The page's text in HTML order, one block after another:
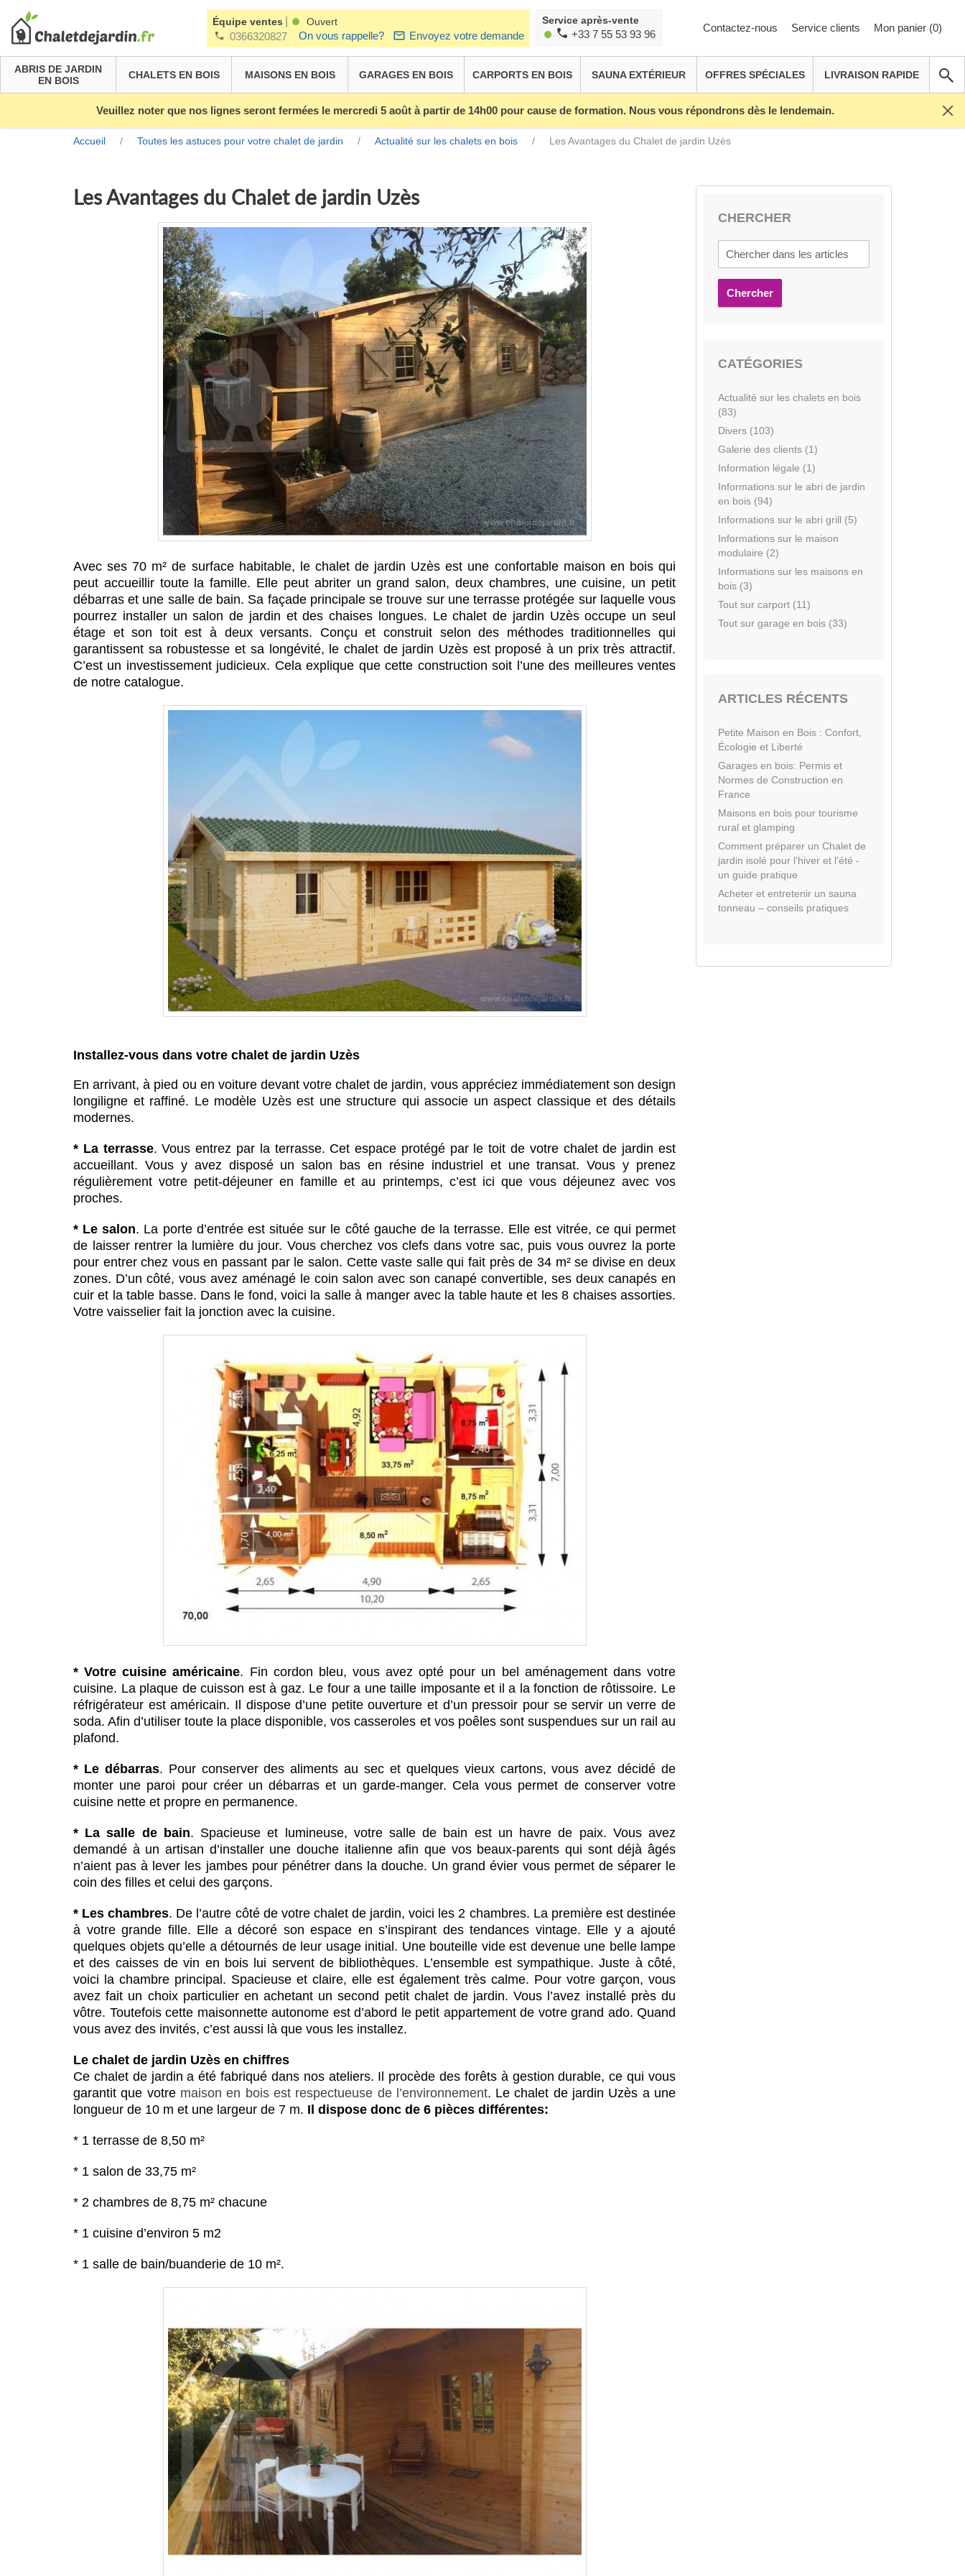
Équipe ventes Ouvert
0366320827 On vous rappelle? Envoyez votre demande
Service après-vente
+33 7 55 53 93 96
Contactez-nous Service clients Mon panier (0)
ABRIS DE JARDIN
EN BOIS
CHALETS EN BOIS MAISONS EN BOIS GARAGES EN BOIS CARPORTS EN BOIS SAUNA EXTÉRIEUR OFFRES SPÉCIALES LIVRAISON RAPIDE
Veuillez noter que nos lignes seront fermées le mercredi 5 août à partir de 14h00 pour cause de formation. Nous vous répondrons dès le lendemain.
Accueil / Toutes les astuces pour votre chalet de jardin / Actualité sur les chalets en bois / Les Avantages du Chalet de jardin Uzès
Les Avantages du Chalet de jardin Uzès
Avec ses 70 m² de surface habitable, le chalet de jardin Uzès est une confortable maison en bois qui
peut accueillir toute la famille. Elle peut abriter un grand salon, deux chambres, une cuisine, un petit
débarras et une salle de bain. Sa façade principale se trouve sur une terrasse protégée sur laquelle vous
pourrez installer un salon de jardin et des chaises longues. Lechalet de jardin Uzès occupe un seul
étage et son toit est à deux versants. Conçu et construit selon des méthodes traditionnelles qui
garantissent sa robustesse et sa longévité, le chalet de jardin Uzès est proposé à un prix très attractif.
C’est un investissement judicieux. Cela explique que cette construction soit l’une des meilleures ventes
de notre catalogue.
Installez-vous dans votre chalet de jardin Uzès
En arrivant, à pied ou en voiture devant votrechalet de jardin, vous appréciez immédiatement son design
longiligne et raffiné. Le modèle Uzès est une structure qui associe un aspect classique et des détails
modernes.
* La terrasse. Vous entrez par la terrasse. Cet espace protégé par le toit de votre chalet de jardin est
accueillant. Vous y avez disposé un salon bas en résine industriel et une transat. Vous y prenez
régulièrement votre petit-déjeuner en famille et au printemps, c’est ici que vous déjeunez avec vos
proches.
* Le salon. La porte d’entrée est située sur le côté gauche de la terrasse. Elle est vitrée, ce qui permet
de laisser rentrer la lumière du jour. Vous cherchez vos clefs dans votre sac, puis vous ouvrez la porte
pour entrer chez vous en passant par le salon. Cette vaste salle qui fait près de 34 m² se divise en deux
zones. D’un côté, vous avez aménagé le coin salon avec son canapé convertible, ses deux canapés en
cuir et la table basse. Dans le fond, voici la salle à manger avec la table haute et les 8 chaises assorties.
Votre vaisselier fait la jonction avec la cuisine.
* Votre cuisine américaine. Fin cordon bleu, vous avez opté pour un bel aménagement dans votre
cuisine. La plaque de cuisson est à gaz. Le four a une taille imposante et il a la fonction de rôtissoire. Le
réfrigérateur est américain. Il dispose d’une petite ouverture et d’un pressoir pour se servir un verre de
soda. Afin d’utiliser toute la place disponible, vos casseroles et vos poêles sont suspendues sur un rail au
plafond.
* Le débarras. Pour conserver des aliments au sec et quelques vieux cartons, vous avez décidé de
monter une paroi pour créer un débarras et un garde-manger. Cela vous permet de conserver votre
cuisine nette et propre en permanence.
* La salle de bain. Spacieuse et lumineuse, votre salle de bain est un havre de paix. Vous avez
demandé à un artisan d’installer une douche italienne afin que vos beaux-parents qui sont déjà âgés
n’aient pas à lever les jambes pour pénétrer dans la douche. Un grand évier vous permet de séparer le
coin des filles et celui des garçons.
* Les chambres. De l’autre côté de votre chalet de jardin, voici les 2 chambres. La première est destinée
à votre grande fille. Elle a décoré son espace en s’inspirant des tendances vintage. Elle y a ajouté
quelques objets qu’elle a détournés de leur usage initial. Une bouteille vide est devenue une belle lampe
et des caisses de vin en bois lui servent de bibliothèques. L’ensemble est sympathique. Juste à côté,
voici la chambre principal. Spacieuse et claire, elle est également très calme. Pour votre garçon, vous
avez fait un choix particulier en achetant un second petit chalet de jardin. Vous l’avez installé près du
vôtre. Toutefois cette maisonnette autonome est d’abord le petit appartement de votre grand ado. Quand
vous avez des invités, c’est aussi là que vous les installez.
Le chalet de jardin Uzès en chiffres
Ce chalet de jardin a été fabriqué dans nos ateliers. Il procède des forêts à gestion durable, ce qui vous
garantit que votre maison en bois est respectueuse de l’environnement. Lechalet de jardin Uzès a une
longueur de 10 m et une largeur de 7 m. Il dispose donc de 6 pièces différentes:
* 1 terrasse de 8,50 m²
* 1 salon de 33,75 m²
* 2 chambres de 8,75 m² chacune
* 1 cuisine d’environ 5 m2
* 1 salle de bain/buanderie de 10 m².
CHERCHER
Chercher
CATÉGORIES
Actualité sur les chalets en bois
(83)
Divers (103)
Galerie des clients (1)
Information légale (1)
Informations sur le abri de jardin
en bois (94)
Informations sur le abri grill (5)
Informations sur le maison
modulaire (2)
Informations sur les maisons en
bois (3)
Tout sur carport (11)
Tout sur garage en bois (33)
ARTICLES RÉCENTS
Petite Maison en Bois : Confort,
Écologie et Liberté
Garages en bois: Permis et
Normes de Construction en
France
Maisons en bois pour tourisme
rural et glamping
Comment préparer un Chalet de
jardin isolé pour l’hiver et l’été -
un guide pratique
Acheter et entretenir un sauna
tonneau – conseils pratiques